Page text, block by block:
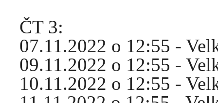
ČT 3:
07.11.2022 o 12:55 -
09.11.2022 o 12:55 -
10.11.2022 o 12:55 -